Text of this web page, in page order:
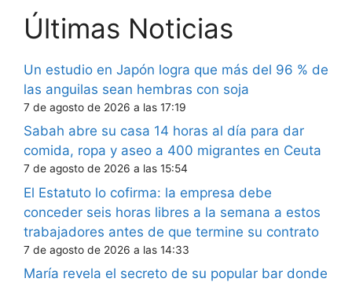
Últimas Noticias
Un estudio en Japón logra que más del 96 % de
las anguilas sean hembras con soja
7 de agosto de 2026 a las 17:19
Sabah abre su casa 14 horas al día para dar
comida, ropa y aseo a 400 migrantes en Ceuta
7 de agosto de 2026 a las 15:54
El Estatuto lo cofirma: la empresa debe
conceder seis horas libres a la semana a estos
trabajadores antes de que termine su contrato
7 de agosto de 2026 a las 14:33
María revela el secreto de su popular bar donde